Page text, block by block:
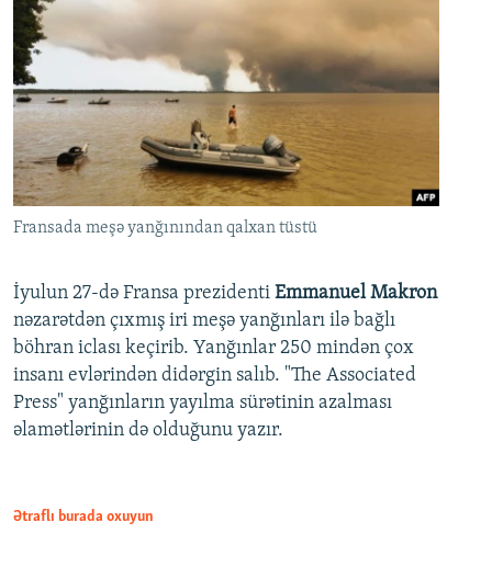
Fransada meşə yanğınından qalxan tüstü
İyulun 27-də Fransa prezidenti Emmanuel Makron
nəzarətdən çıxmış iri meşə yanğınları ilə bağlı
böhran iclası keçirib. Yanğınlar 250 mindən çox
insanı evlərindən didərgin salıb. "The Associated
Press" yanğınların yayılma sürətinin azalması
əlamətlərinin də olduğunu yazır.
Ətraflı burada oxuyun